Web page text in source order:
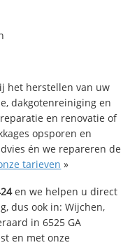
het herstellen van uw
dakgotenreiniging en
en renovatie of
opsporen en
én we repareren de
tarieven »
en we helpen u direct
dus ook in: Wijchen,
in 6525 GA
en met onze